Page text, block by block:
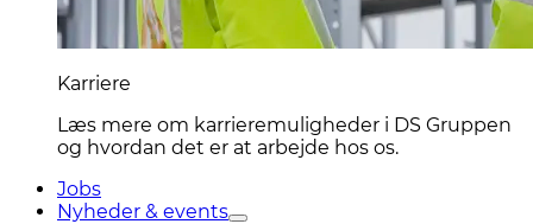
Karriere
Læs mere om karrieremuligheder i DS Gruppen
og hvordan det er at arbejde hos os.
Jobs
Nyheder & events